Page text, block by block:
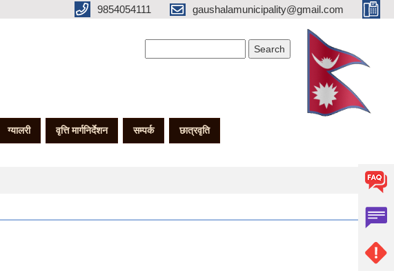
9854054111 gaushalamunicipality@gmail.com
ग्यालरी वृत्ति मार्गनिर्देशन सम्पर्क छात्रवृति